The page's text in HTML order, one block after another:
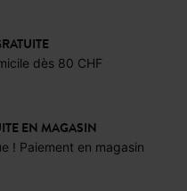
dès 80 CHF
EN MAGASIN
! Paiement en magasin